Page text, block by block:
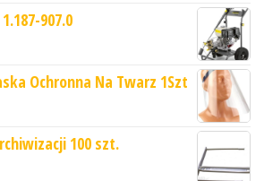
907.0
Ochronna Na Twarz 1Szt
100 szt.